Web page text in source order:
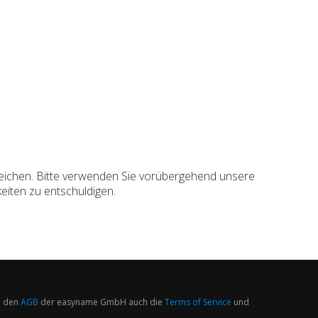
Bitte verwenden Sie vorübergehend unsere
zu entschuldigen.
den AGB der easyname GmbH auch die Terms of Service und